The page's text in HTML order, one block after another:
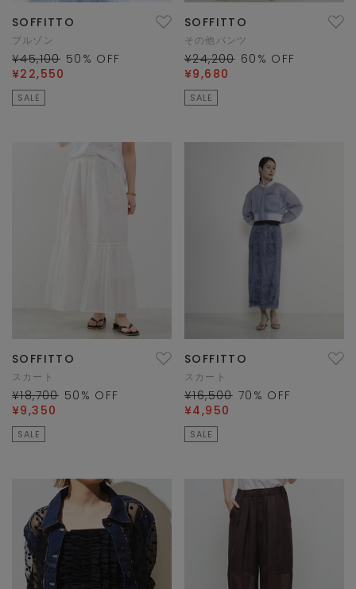
SOFFITTO
ブルゾン
¥45,100 50 % OFF
¥22,550
SALE
SOFFITTO
その他パンツ
¥24,200 60 % OFF
¥9,680
SALE
SOFFITTO
スカート
¥18,700 50 % OFF
¥9,350
SALE
SOFFITTO
スカート
¥16,500 70 % OFF
¥4,950
SALE